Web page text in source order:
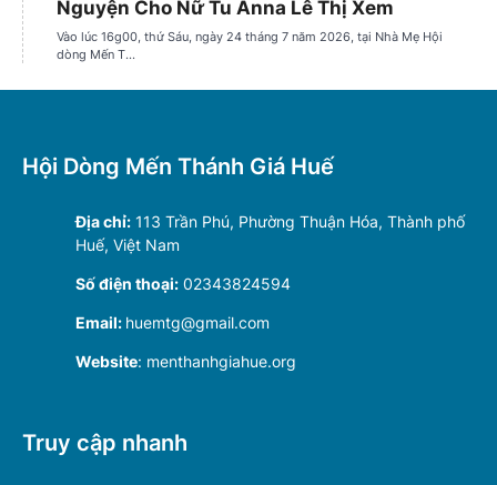
Hội Dòng Mến Thánh Giá Huế
Địa chỉ: 113 Trần Phú, Phường Thuận Hóa, Thành phố
Huế, Việt Nam
Số điện thoại: 02343824594
Email: huemtg@gmail.com
Website: menthanhgiahue.org
Truy cập nhanh